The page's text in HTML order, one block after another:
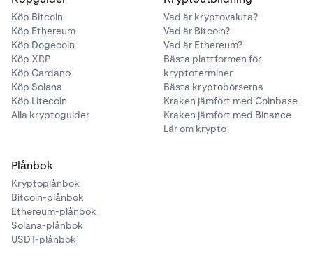
• xStocks är inte tillgängligt i Kanada.
•
SpaceX IPO via xStocks är inte tillgänglig för kunder i
Kanada.
ZEX.
Derivathandel
Mäklartjänster tillhandahålls av NinjaTrader Clearing,
LLC som bedriver verksamhet under namnet Kraken
Derivatives US, en Futures Commission Merchant
registrerad hos Commodity Futures Trading
Commission (CFTC) och medlem av National Futures
Marginalhandelskrav
•
Marginalhandel är tillgänglig för behöriga
privatkunder i USA
Köp Bitcoin
Köp Ethereum
Köp Dogecoin
Köp XRP
Köp Cardano
Köp Solana
Köp Litecoin
Alla kryptoguider
Vad är kryptovaluta?
Vad är Bitcoin?
Vad är Ethereum?
Bästa plattformen för
kryptoterminer
Bästa kryptobörserna
Kraken jämfört med Coinbase
Kraken jämfört med Binance
Lär om krypto
Plånbok
Kryptoplånbok
Bitcoin-plånbok
Ethereum-plånbok
Solana-plånbok
USDT-plånbok